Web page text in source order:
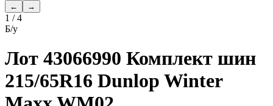
← →
1 /4
Б/у
Лот 43066990 Комплект шин
215/65R16 Dunlop Winter